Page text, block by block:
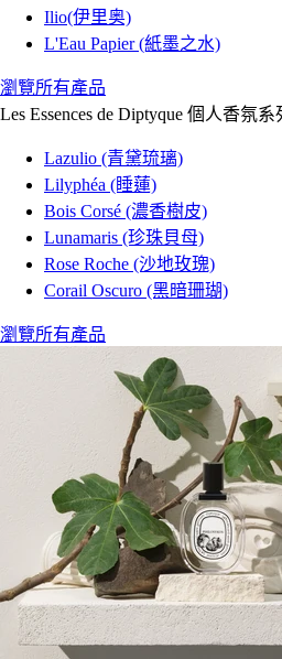
Ilio(伊里奥)
L'Eau Papier (紙墨之水)
瀏覽所有產品
Les Essences de Diptyque 個人香氛系
Lazulio (青黛琉璃)
Lilyphéa (睡蓮)
Bois Corsé (濃香樹皮)
Lunamaris (珍珠貝母)
Rose Roche (沙地玫瑰)
Corail Oscuro (黑暗珊瑚)
瀏覽所有產品